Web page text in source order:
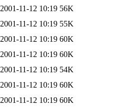
2001-11-12 10:19 56K
2001-11-12 10:19 55K
2001-11-12 10:19 60K
2001-11-12 10:19 60K
2001-11-12 10:19 54K
2001-11-12 10:19 60K
2001-11-12 10:19 60K